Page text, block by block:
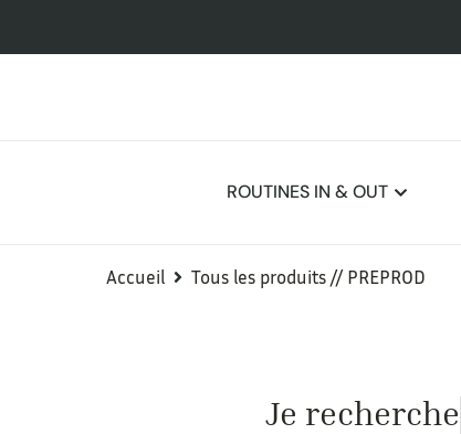
ROUTINES IN & OUT
Accueil Tous les produits // PREPROD
Je recherche